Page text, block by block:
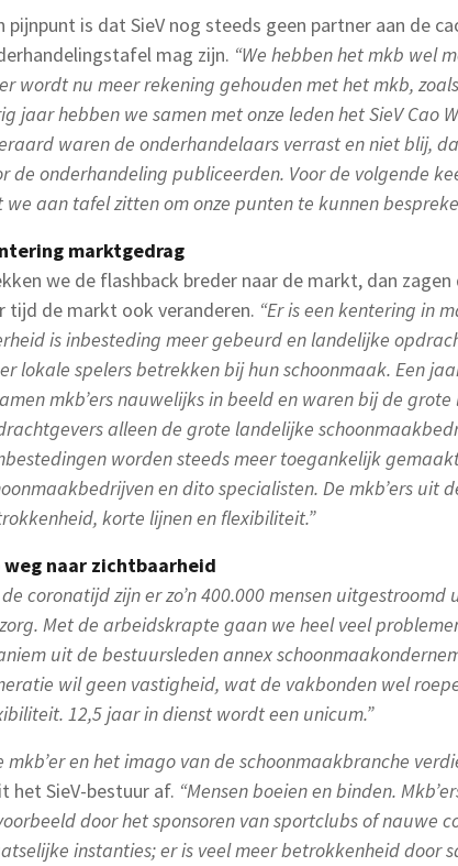
pijnpunt is dat SieV nog steeds geen partner aan de
mag zijn. “We hebben het mkb wel
wordt nu meer rekening gehouden met het mkb,
jaar hebben we samen met onze leden het SieV Cao
waren de onderhandelaars verrast en niet blij,
de onderhandeling publiceerden. Voor de volgende
we aan tafel zitten om onze punten te kunnen
marktgedrag
we de flashback breder naar de markt, dan
tijd de markt ook veranderen. “Er is een kentering in
is inbesteding meer gebeurd en landelijke
lokale spelers betrekken bij hun schoonmaak. Een
mkb’ers nauwelijks in beeld en waren bij de
alleen de grote landelijke
worden steeds meer toegankelijk
en dito specialisten. De mkb’ers uit
korte lijnen en flexibiliteit.”
weg naar zichtbaarheid
de coronatijd zijn er zo’n 400.000 mensen uitgestroomd
Met de arbeidskrapte gaan we heel veel
uit de bestuursleden annex
wil geen vastigheid, wat de vakbonden wel
12,5 jaar in dienst wordt een unicum.”
mkb’er en het imago van de schoonmaakbranche
het SieV-bestuur af. “Mensen boeien en binden.
door het sponsoren van sportclubs of nauwe
instanties; er is veel meer betrokkenheid door